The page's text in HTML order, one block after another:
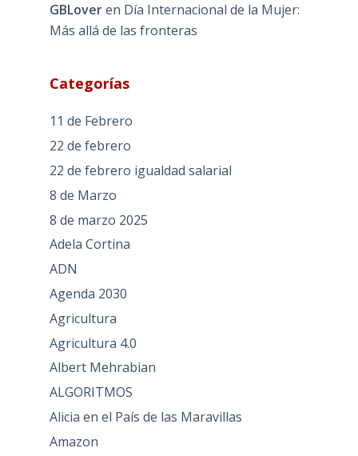
GBLoveren Día Internacional de la Mujer:
Más allá de las fronteras
Categorías
11 de Febrero
22 de febrero
22 de febrero igualdad salarial
8 de Marzo
8 de marzo 2025
Adela Cortina
ADN
Agenda 2030
Agricultura
Agricultura 4.0
Albert Mehrabian
ALGORITMOS
Alicia en el País de las Maravillas
Amazon